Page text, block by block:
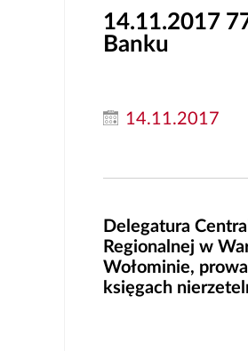
14.11.2017
Banku
14.11.2017
Delegatura
Regionalnej w
Wołominie,
księgach